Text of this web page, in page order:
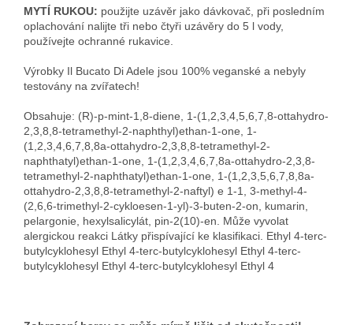
MYTÍ RUKOU: použijte uzávěr jako dávkovač, při posledním
oplachování nalijte tři nebo čtyři uzávěry do 5 l vody,
používejte ochranné rukavice.
Výrobky Il Bucato Di Adele jsou 100% veganské a nebyly
testovány na zvířatech!
Obsahuje: (R)-p-mint-1,8-diene, 1-(1,2,3,4,5,6,7,8-ottahydro-
2,3,8,8-tetramethyl-2-naphthyl)ethan-1-one, 1-
(1,2,3,4,6,7,8,8a-ottahydro-2,3,8,8-tetramethyl-2-
naphthatyl)ethan-1-one, 1-(1,2,3,4,6,7,8a-ottahydro-2,3,8-
tetramethyl-2-naphthatyl)ethan-1-one, 1-(1,2,3,5,6,7,8,8a-
ottahydro-2,3,8,8-tetramethyl-2-naftyl) e 1-1, 3-methyl-4-
(2,6,6-trimethyl-2-cykloesen-1-yl)-3-buten-2-on, kumarin,
pelargonie, hexylsalicylát, pin-2(10)-en. Může vyvolat
alergickou reakci Látky přispívající ke klasifikaci. Ethyl 4-terc-
butylcyklohesyl Ethyl 4-terc-butylcyklohesyl Ethyl 4-terc-
butylcyklohesyl Ethyl 4-terc-butylcyklohesyl Ethyl 4